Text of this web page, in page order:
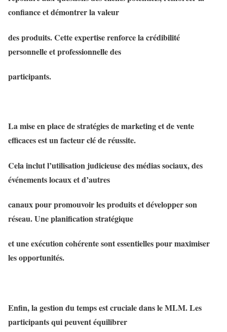
confiance et démontrer la valeur
des produits. Cette expertise renforce la crédibilité
personnelle et professionnelle des
participants.
La mise en place de stratégies de marketing et de vente
efficaces est un facteur clé de réussite.
Cela inclut l’utilisation judicieuse des médias sociaux, des
événements locaux et d’autres
canaux pour promouvoir les produits et développer son
réseau. Une planification stratégique
et une exécution cohérente sont essentielles pour maximiser
les opportunités.
Enfin, la gestion du temps est cruciale dans le MLM. Les
participants qui peuvent équilibrer